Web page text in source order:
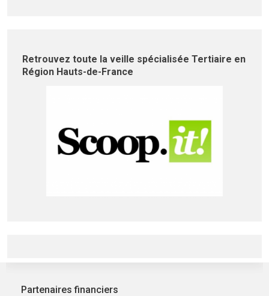
Retrouvez toute la veille spécialisée Tertiaire en
Région Hauts-de-France
Partenaires financiers